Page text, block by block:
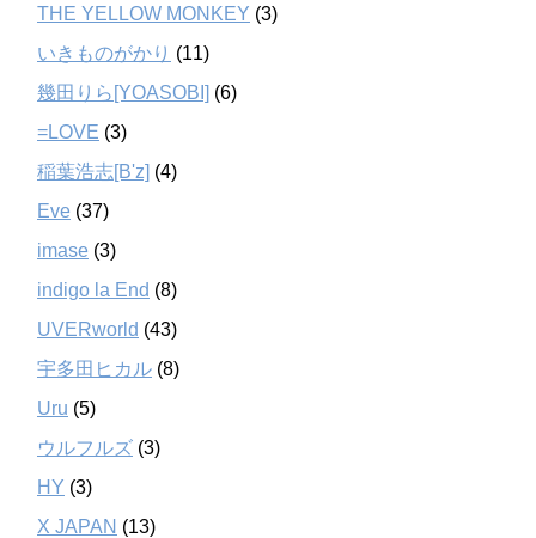
THE YELLOW MONKEY (3)
いきものがかり (11)
幾田りら[YOASOBI] (6)
=LOVE (3)
稲葉浩志[B'z] (4)
Eve (37)
imase (3)
indigo la End (8)
UVERworld (43)
宇多田ヒカル (8)
Uru (5)
ウルフルズ (3)
HY (3)
X JAPAN (13)